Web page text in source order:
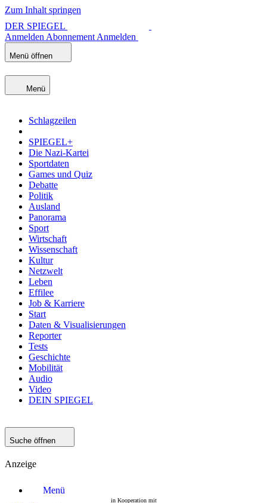
Zum Inhalt springen
DER SPIEGEL
Anmelden Abonnement Anmelden
Menü öffnen
Menü
Schlagzeilen
SPIEGEL+
Die Nazi-Kartei
Sportdaten
Games und Quiz
Debatte
Politik
Ausland
Panorama
Sport
Wirtschaft
Wissenschaft
Kultur
Netzwelt
Leben
Effilee
Job & Karriere
Start
Daten & Visualisierungen
Reporter
Tests
Geschichte
Mobilität
Audio
Video
DEIN SPIEGEL
Suche öffnen
Anzeige
Menü